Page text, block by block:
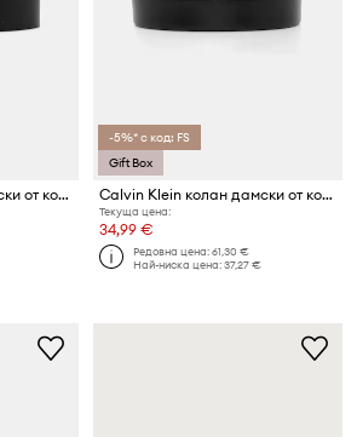
Calvin Klein колан дамски от кожа
-5%* с код: FS
Gift Box
Calvin Klein колан дамски от кожа
Текуща цена:
34,99 €
Редовна цена:61,30 €
Най-ниска цена:37,27 €